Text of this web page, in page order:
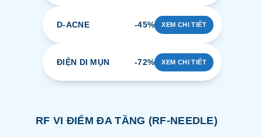
D-ACNE -45% XEM CHI TIẾT
ĐIỆN DI MỤN -72% XEM CHI TIẾT
RF VI ĐIỂM ĐA TẦNG (RF-NEEDLE)